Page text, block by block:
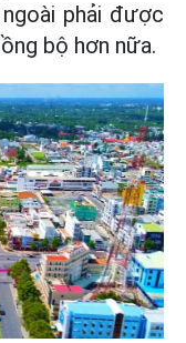
phải được
bộ hơn nữa.